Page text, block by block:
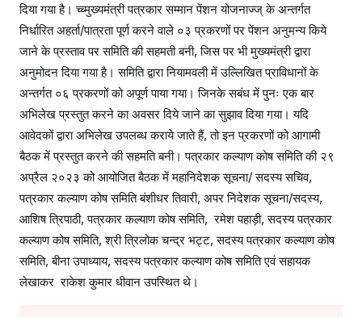
अ
नु
मो
द
न
दिया गया है। च्च्मुख्यमंत्री पत्रकार सम्मान पेंशन योजनाज्ज् के अन्तर्गत
निर्धारित अहर्ता/पात्रता पूर्ण करने वाले ०३ प्रकरणों पर पेंशन अनुमन्य किये
जाने के प्रस्ताव पर समिति की सहमती बनी, जिस पर भी मुख्यमंत्री द्वारा
अनुमोदन दिया गया है। समिति द्वारा नियामवली में उल्लिखित प्राविधानों के
अन्तर्गत ०६ प्रकरणों को अपूर्ण पाया गया। जिनके सबंध में पुनः एक बार
अभिलेख प्रस्तुत करने का अवसर दिये जाने का सुझाव दिया गया। यदि
आवेदकों द्वारा अभिलेख उपलब्ध कराये जाते हैं, तो इन प्रकरणों को आगामी
बैठक में प्रस्तुत करने की सहमति बनी। पत्रकार कल्याण कोष समिति की २९
अप्रैल २०२३ को आयोजित बैठक में महानिदेशक सूचना/ सदस्य सचिव,
पत्रकार कल्याण कोष समिति बंशीधर तिवारी, अपर निदेशक सूचना/सदस्य,
आशिष त्रिपाठी, पत्रकार कल्याण कोष समिति, रमेश पहाड़ी, सदस्य पत्रकार
कल्याण कोष समिति, श्री त्रिलोक चन्द्र भट्ट, सदस्य पत्रकार कल्याण कोष
समिति, बीना उपाध्याय, सदस्य पत्रकार कल्याण कोष समिति एवं सहायक
लेखाकर राकेश कुमार धीवान उपस्थित थे।